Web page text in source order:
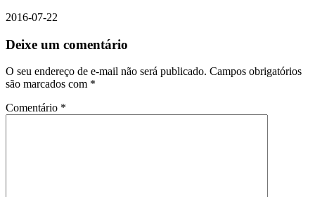
2016-07-22
Deixe um comentário
O seu endereço de e-mail não será publicado. Campos obrigatórios
são marcados com *
Comentário *